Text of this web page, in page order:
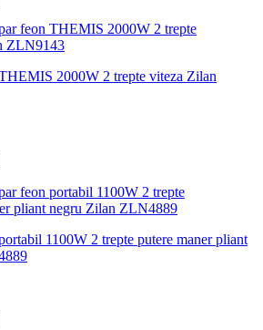
2000W 2 trepte viteza Zilan
1100W 2 trepte putere maner pliant